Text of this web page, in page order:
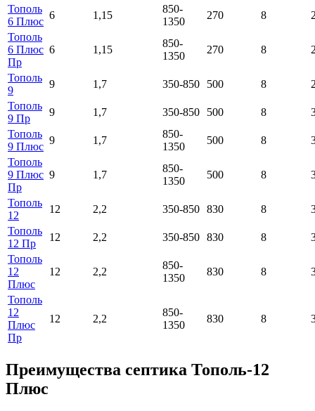
Тополь
6 Плюс
6 1,15
850-
1350
270 8
Тополь
6 Плюс
Пр
6 1,15
850-
1350
270 8
Тополь
9
9 1,7 350-850 500 8
Тополь
9 Пр
9 1,7 350-850 500 8
Тополь
9 Плюс
9 1,7
850-
1350
500 8
Тополь
9 Плюс
Пр
9 1,7
850-
1350
500 8
Тополь
12
12 2,2 350-850 830 8
Тополь
12 Пр
12 2,2 350-850 830 8
Тополь
12
Плюс
12 2,2
850-
1350
830 8
Тополь
12
Плюс
Пр
12 2,2
850-
1350
830 8
Преимущества септика Тополь-12
Плюс